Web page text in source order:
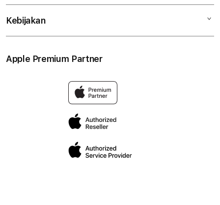
Tukar tambah
Lokasi servis center
Pembatalan transaksi
Edukasi & Perusahaan
Hubungi kami
Tentang Digimap
Kebijakan
Apple Premium Partner